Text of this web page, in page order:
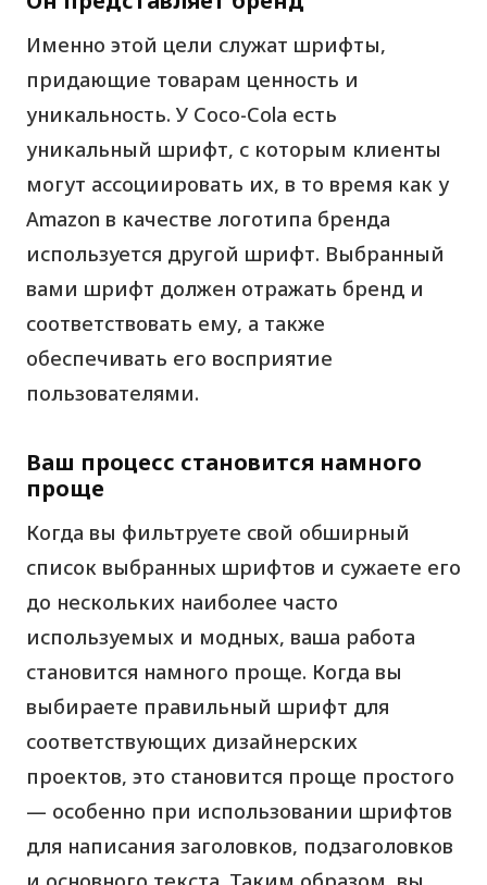
Именно этой цели служат шрифты,
придающие товарам ценность и
уникальность. У Coco-Cola есть
уникальный шрифт, с которым клиенты
могут ассоциировать их, в то время как у
Amazon в качестве логотипа бренда
используется другой шрифт. Выбранный
вами шрифт должен отражать бренд и
соответствовать ему, а также
обеспечивать его восприятие
пользователями.
Ваш процесс становится намного
проще
Когда вы фильтруете свой обширный
список выбранных шрифтов и сужаете его
до нескольких наиболее часто
используемых и модных, ваша работа
становится намного проще. Когда вы
выбираете правильный шрифт для
соответствующих дизайнерских
проектов, это становится проще простого
— особенно при использовании шрифтов
для написания заголовков, подзаголовков